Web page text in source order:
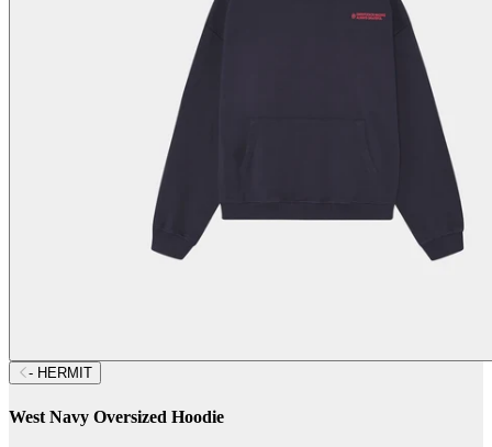
- HERMIT
West Navy Oversized Hoodie